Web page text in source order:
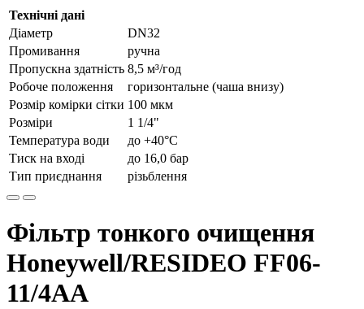
Технічні дані
Діаметр
DN32
Промивання
ручна
Пропускна здатність 8,5 м³/год
Робоче положення
горизонтальне (чаша внизу)
Розмір комірки сітки 100 мкм
Розміри
1 1/4"
Температура води
до +40°C
Тиск на вході
до 16,0 бар
Тип приєднання
різьблення
Фільтр тонкого очищення
Honeywell/RESIDEO FF06-
11/4AA